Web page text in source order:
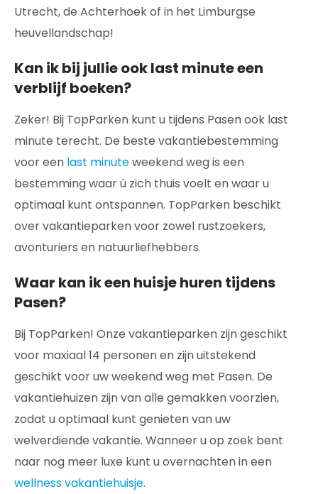
Utrecht, de Achterhoek of in het Limburgse
heuvellandschap!
Kan ik bij jullie ook last minute een
verblijf boeken?
Zeker! Bij TopParken kunt u tijdens Pasen ook last
minute terecht. De beste vakantiebestemming
voor een last minuteweekend weg is een
bestemming waar ú zich thuis voelt en waar u
optimaal kunt ontspannen. TopParken beschikt
over vakantieparken voor zowel rustzoekers,
avonturiers en natuurliefhebbers.
Waar kan ik een huisje huren tijdens
Pasen?
Bij TopParken! Onze vakantieparken zijn geschikt
voor maxiaal 14 personen en zijn uitstekend
geschikt voor uw weekend weg met Pasen. De
vakantiehuizen zijn van alle gemakken voorzien,
zodat u optimaal kunt genieten van uw
welverdiende vakantie. Wanneer u op zoek bent
naar nog meer luxe kunt u overnachten in een
wellness vakantiehuisje.